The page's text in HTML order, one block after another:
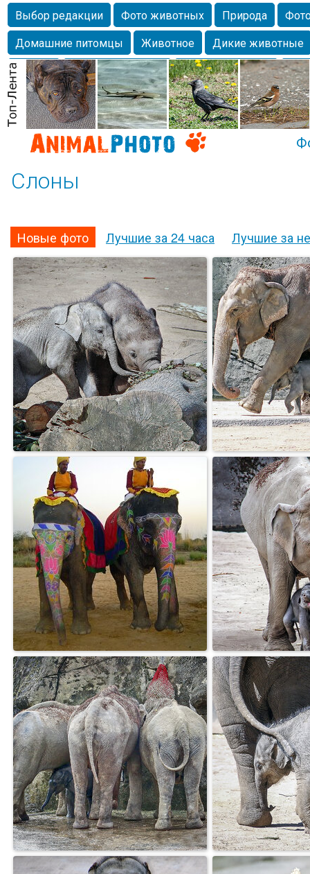
Выбор редакции Фото животных Природа
Домашние питомцы
Животное
Дикие животные
Собаки
Alexanderandronik Млекопитающие
Морда
Собачка Осень Портрет
Домашние
Насекомое
Коты Lebert Дикие птицы Утка
Слоны
Новые фото Лучшие за 24 часа Лучшие за